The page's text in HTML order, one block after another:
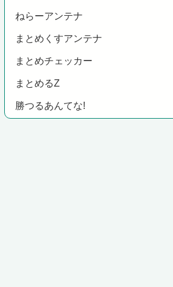
ねらーアンテナ
まとめくすアンテナ
まとめチェッカー
まとめるZ
勝つるあんてな!